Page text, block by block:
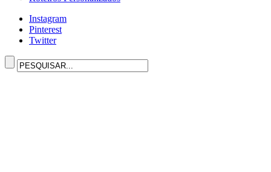
Instagram
Pinterest
Twitter